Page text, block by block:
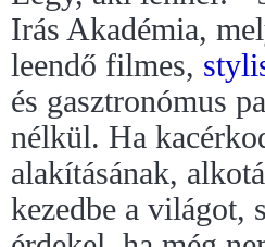
Irás Akadémia,
leendő filmes,
és gasztronómus
nélkül. Ha
alakításának,
kezedbe a világot,